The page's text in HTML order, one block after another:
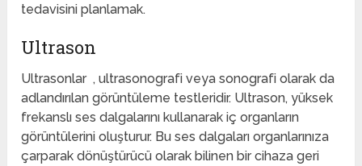
tedavisini planlamak.
Ultrason
Ultrasonlar , ultrasonografi veya sonografi olarak da
adlandırılan görüntüleme testleridir. Ultrason, yüksek
frekanslı ses dalgalarını kullanarak iç organların
görüntülerini oluşturur. Bu ses dalgaları organlarınıza
çarparak dönüştürücü olarak bilinen bir cihaza geri